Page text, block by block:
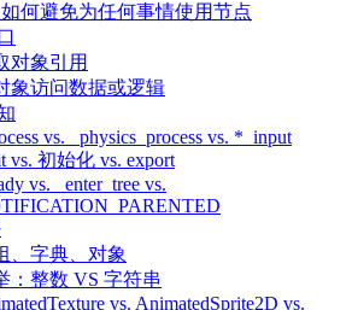
何避免为任何事情使用节点
对象引用
象访问数据或逻辑
vs. _physics_process vs. *_input
vs. 初始化 vs. export
vs. _enter_tree vs.
、字典、对象
：整数 VS 字符串
vs. AnimatedSprite2D vs.